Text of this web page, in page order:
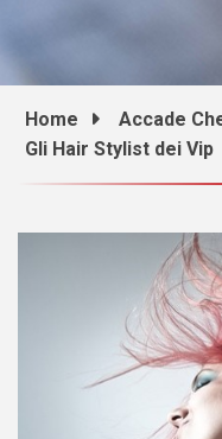
Home Accade
Gli Hair Stylist dei Vip